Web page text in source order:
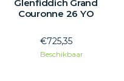
Glenfiddich Grand
Couronne 26 YO
€725,35
Beschikbaar